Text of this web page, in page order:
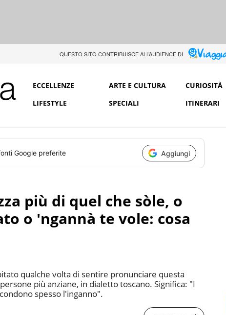
QUESTO SITO CONTRIBUISCE ALL’AUDIENCE DI
ECCELLENZE ARTE E CULTURA CURIOSITÀ
LIFESTYLE
SPECIALI ITINERARI
Google preferite Aggiungi
più di quel che sòle, o
o 'ngannà te vole: cosa
qualche volta di sentire pronunciare questa
più anziane, in dialetto toscano. Significa: "I
spesso l'inganno".